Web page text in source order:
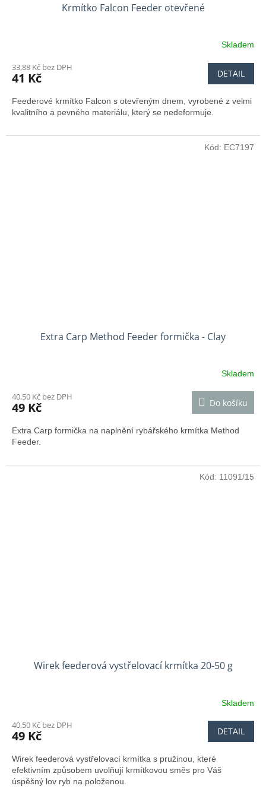
Krmítko Falcon Feeder otevřené
Skladem
33,88 Kč bez DPH
41 Kč DETAIL
Feederové krmítko Falcon s otevřeným dnem, vyrobené z velmi
kvalitního a pevného materiálu, který se nedeformuje.
Extra Carp Method Feeder formička - Clay
Skladem
40,50 Kč bez DPH
49 Kč Do košíku
Extra Carp formička na naplnění rybářského krmítka Method
Feeder.
Kód: EC7197
Wirek feederová vystřelovací krmítka 20-50 g
produktu
je
z
5
hvězdiček.
Skladem
40,50 Kč bez DPH
49 Kč DETAIL
Wirek feederová vystřelovací krmítka s pružinou, které
efektivním způsobem uvolňují krmítkovou směs pro Váš
úspěšný lov ryb na položenou.
Kód: 11091/15